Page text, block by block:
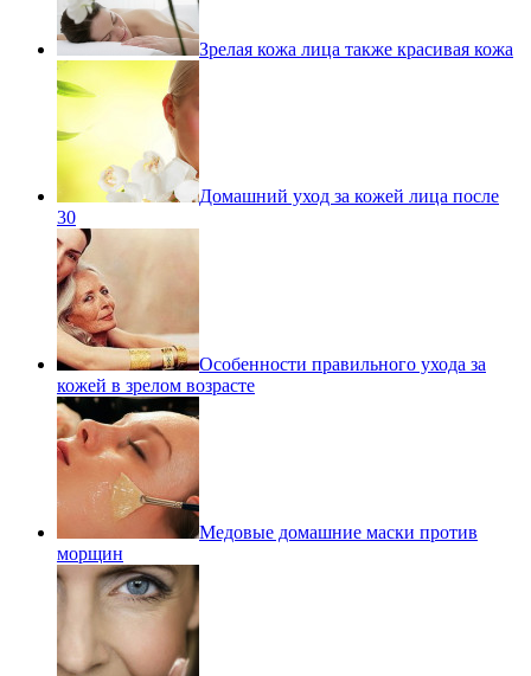
Зрелая кожа лица также красивая кожа
Домашний уход за кожей лица после
30
Особенности правильного ухода за
кожей в зрелом возрасте
Медовые домашние маски против
морщин